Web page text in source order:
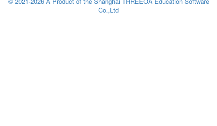
Co.,Ltd